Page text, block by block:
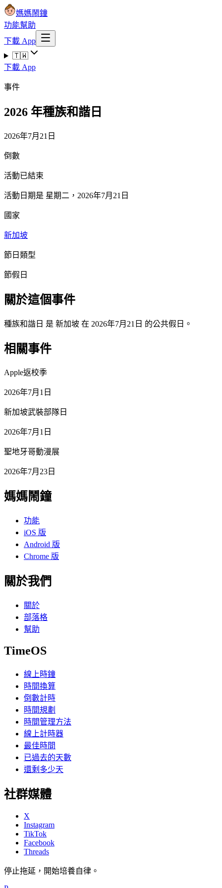
媽媽鬧鐘
功能幫助
下載 App
🇹🇼
下載 App
事件
2026 年種族和諧日
2026年7月21日
倒數
活動已結束
活動日期是 星期二，2026年7月21日
國家
新加坡
節日類型
節假日
關於這個事件
種族和諧日 是 新加坡 在 2026年7月21日 的公共假日。
相關事件
Apple返校季
2026年7月1日
新加坡武裝部隊日
2026年7月1日
聖地牙哥動漫展
2026年7月23日
媽媽鬧鐘
功能
iOS 版
Android 版
Chrome 版
關於我們
關於
部落格
幫助
TimeOS
線上時鐘
時間換算
倒數計時
時間規劃
時間管理方法
線上計時器
最佳時間
已過去的天數
還剩多少天
社群媒體
X
Instagram
TikTok
Facebook
Threads
停止拖延，開始培養自律。